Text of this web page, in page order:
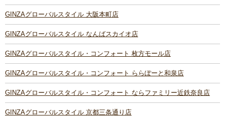
GINZAグローバルスタイル 大阪本町店
GINZAグローバルスタイル なんばスカイオ店
GINZAグローバルスタイル・コンフォート 枚方モール店
GINZAグローバルスタイル・コンフォート ららぽーと和泉店
GINZAグローバルスタイル・コンフォート ならファミリー近鉄奈良店
GINZAグローバルスタイル 京都三条通り店